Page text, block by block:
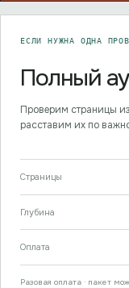
ЕСЛИ НУЖНА ОДНА
Полный
Проверим страницы
расставим их по
Страницы
Глубина
Оплата
Разовая оплата · пакет